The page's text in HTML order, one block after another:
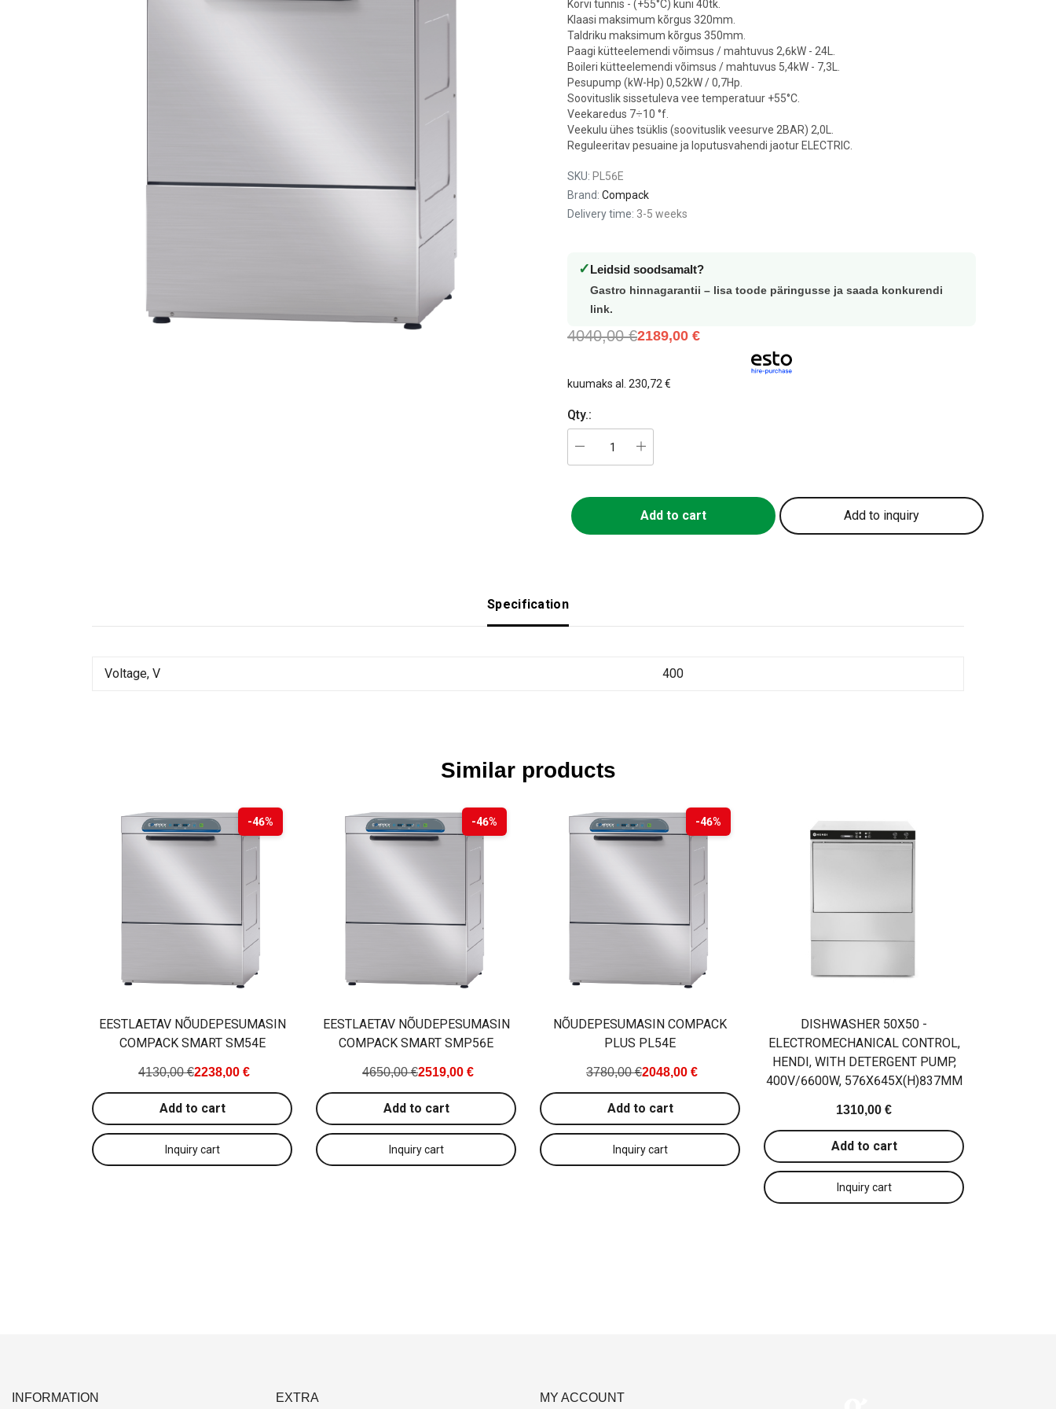
Korvi tunnis - (+55°C) kuni 40tk.
Klaasi maksimum kõrgus 320mm.
Taldriku maksimum kõrgus 350mm.
Paagi kütteelemendi võimsus / mahtuvus 2,6kW - 24L.
Boileri kütteelemendi võimsus / mahtuvus 5,4kW - 7,3L.
Pesupump (kW-Hp) 0,52kW / 0,7Hp.
Soovituslik sissetuleva vee temperatuur +55°C.
Veekaredus 7÷10 °f.
Veekulu ühes tsüklis (soovituslik veesurve 2BAR) 2,0L.
Reguleeritav pesuaine ja loputusvahendi jaotur ELECTRIC.
SKU: PL56E
Brand: Compack
Delivery time: 3-5 weeks
2189,00 €
✓Leidsid soodsamalt?
Gastro hinnagarantii – lisa toode päringusse ja saada konkurendi
link.
4040,00 €
kuumaks al. 230,72 €
Qty.:
Add to cart Add to inquiry
Specification
Voltage, V 400
Similar products
-46%
EESTLAETAV NÕUDEPESUMASIN
COMPACK SMART SM54E
4130,00 €2238,00 €
Add to cart
-46%
EESTLAETAV NÕUDEPESUMASIN
COMPACK SMART SMP56E
4650,00 €2519,00 €
Add to cart
-46%
NÕUDEPESUMASIN COMPACK
PLUS PL54E
3780,00 €2048,00 €
Add to cart
DISHWASHER 50X50 -
ELECTROMECHANICAL CONTROL,
HENDI, WITH DETERGENT PUMP,
400V/6600W, 576X645X(H)837MM
1310,00 €
Add to cart
INFORMATION EXTRA MY ACCOUNT
REFRIGERATOR 1300 L
1382X800X(H)2100MM
1520,00 €
REFRIGERATOR 143L
810,00 €
Add to cart Add to cart